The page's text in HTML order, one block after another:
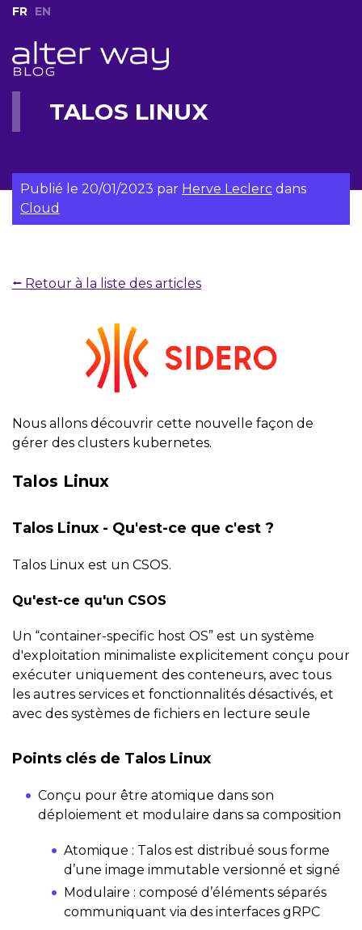
FR EN
TALOS LINUX
Publié le 20/01/2023 par Herve Leclerc dans
Cloud
⭠ Retour à la liste des articles
Nous allons découvrir cette nouvelle façon de
gérer des clusters kubernetes.
Talos Linux
Talos Linux - Qu'est-ce que c'est ?
Talos Linux est un CSOS.
Qu'est-ce qu'un CSOS
Un “container-specific host OS” est un système
d'exploitation minimaliste explicitement conçu pour
exécuter uniquement des conteneurs, avec tous
les autres services et fonctionnalités désactivés, et
avec des systèmes de fichiers en lecture seule
Points clés de Talos Linux
Conçu pour être atomique dans son
déploiement et modulaire dans sa composition
Atomique : Talos est distribué sous forme
d’une image immutable versionné et signé
Modulaire : composé d’éléments séparés
communiquant via des interfaces gRPC